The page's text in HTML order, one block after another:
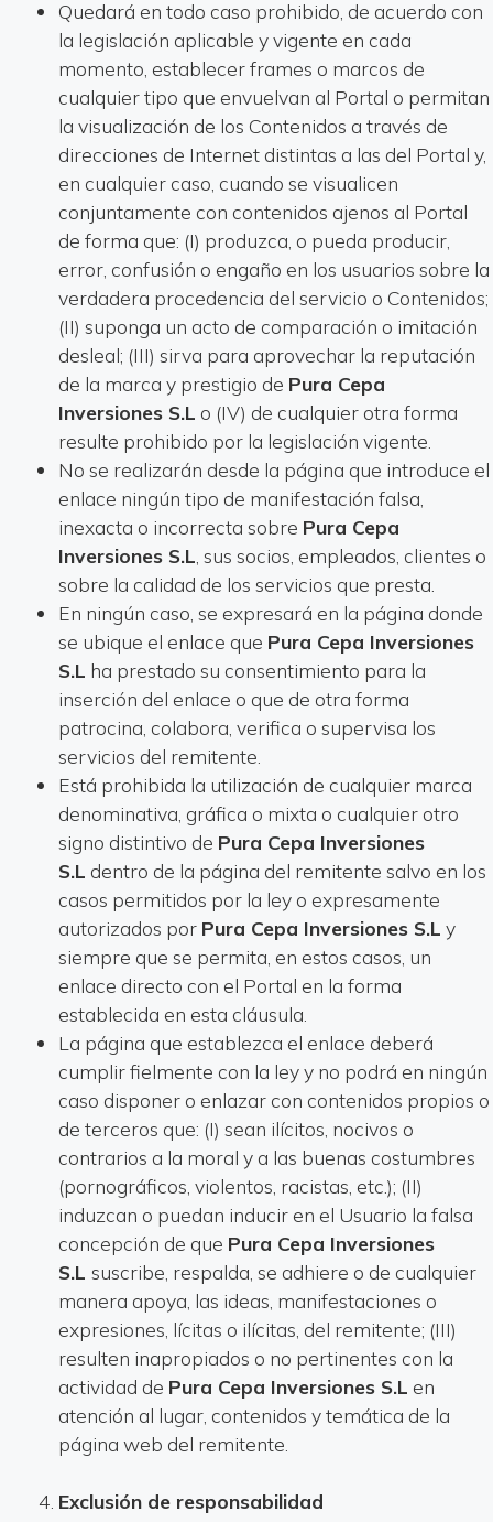
Quedará en todo caso prohibido, de acuerdo con
la legislación aplicable y vigente en cada
momento, establecer frames o marcos de
cualquier tipo que envuelvan al Portal o permitan
la visualización de los Contenidos a través de
direcciones de Internet distintas a las del Portal y,
en cualquier caso, cuando se visualicen
conjuntamente con contenidos ajenos al Portal
de forma que: (I) produzca, o pueda producir,
error, confusión o engaño en los usuarios sobre la
verdadera procedencia del servicio o Contenidos;
(II) suponga un acto de comparación o imitación
desleal; (III) sirva para aprovechar la reputación
de la marca y prestigio de Pura Cepa
Inversiones S.L o (IV) de cualquier otra forma
resulte prohibido por la legislación vigente.
No se realizarán desde la página que introduce el
enlace ningún tipo de manifestación falsa,
inexacta o incorrecta sobre Pura Cepa
Inversiones S.L , sus socios, empleados, clientes o
sobre la calidad de los servicios que presta.
En ningún caso, se expresará en la página donde
se ubique el enlace que Pura Cepa Inversiones
S.L ha prestado su consentimiento para la
inserción del enlace o que de otra forma
patrocina, colabora, verifica o supervisa los
servicios del remitente.
Está prohibida la utilización de cualquier marca
denominativa, gráfica o mixta o cualquier otro
signo distintivo de Pura Cepa Inversiones
S.L dentro de la página del remitente salvo en los
casos permitidos por la ley o expresamente
autorizados por Pura Cepa Inversiones S.L y
siempre que se permita, en estos casos, un
enlace directo con el Portal en la forma
establecida en esta cláusula.
La página que establezca el enlace deberá
cumplir fielmente con la ley y no podrá en ningún
caso disponer o enlazar con contenidos propios o
de terceros que: (I) sean ilícitos, nocivos o
contrarios a la moral y a las buenas costumbres
(pornográficos, violentos, racistas, etc.); (II)
induzcan o puedan inducir en el Usuario la falsa
concepción de que Pura Cepa Inversiones
S.L suscribe, respalda, se adhiere o de cualquier
manera apoya, las ideas, manifestaciones o
expresiones, lícitas o ilícitas, del remitente; (III)
resulten inapropiados o no pertinentes con la
actividad de Pura Cepa Inversiones S.L en
atención al lugar, contenidos y temática de la
página web del remitente.
Exclusión de responsabilidad